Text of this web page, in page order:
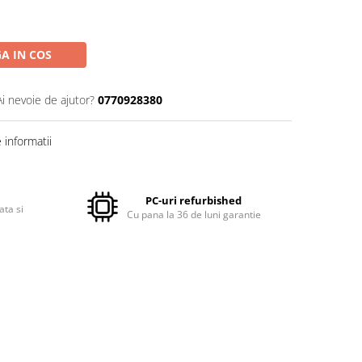
IN COS
nevoie de ajutor? 0770928380
informatii
si
PC-uri refurbished
Cu pana la 36 de luni garantie